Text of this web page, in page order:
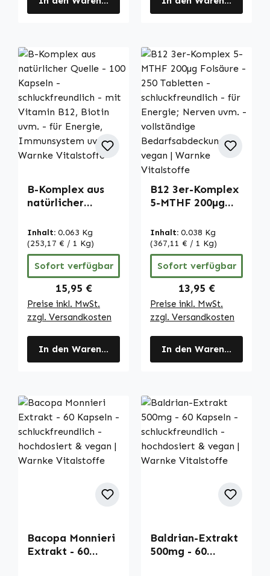
B-Komplex aus
natürlicher
Kapseln -
schluckfreundlich
- mit Vitamin
B12, Biotin uvm. -
für Energie,
Immunsystem
uvm. | Warnke
Vitalstoffe
Inhalt: 0.063 Kg
(253,17 € / 1 Kg)
Sofort verfügbar
Regulärer Preis:
15,95 €
Preise inkl. MwSt.
zzgl. Versandkosten
In den Warenkorb
B12 3er-Komplex
5-MTHF 200µg
Tabletten -
schluckfreundlich
- für Energie;
Nerven uvm. -
vollständige
Bedarfsabdeckun
g - vegan |
Warnke
Vitalstoffe
Inhalt: 0.038 Kg
(367,11 € / 1 Kg)
Sofort verfügbar
Regulärer Preis:
13,95 €
Preise inkl. MwSt.
zzgl. Versandkosten
In den Warenkorb
Bacopa Monnieri
Extrakt - 60
Baldrian-Extrakt
500mg - 60